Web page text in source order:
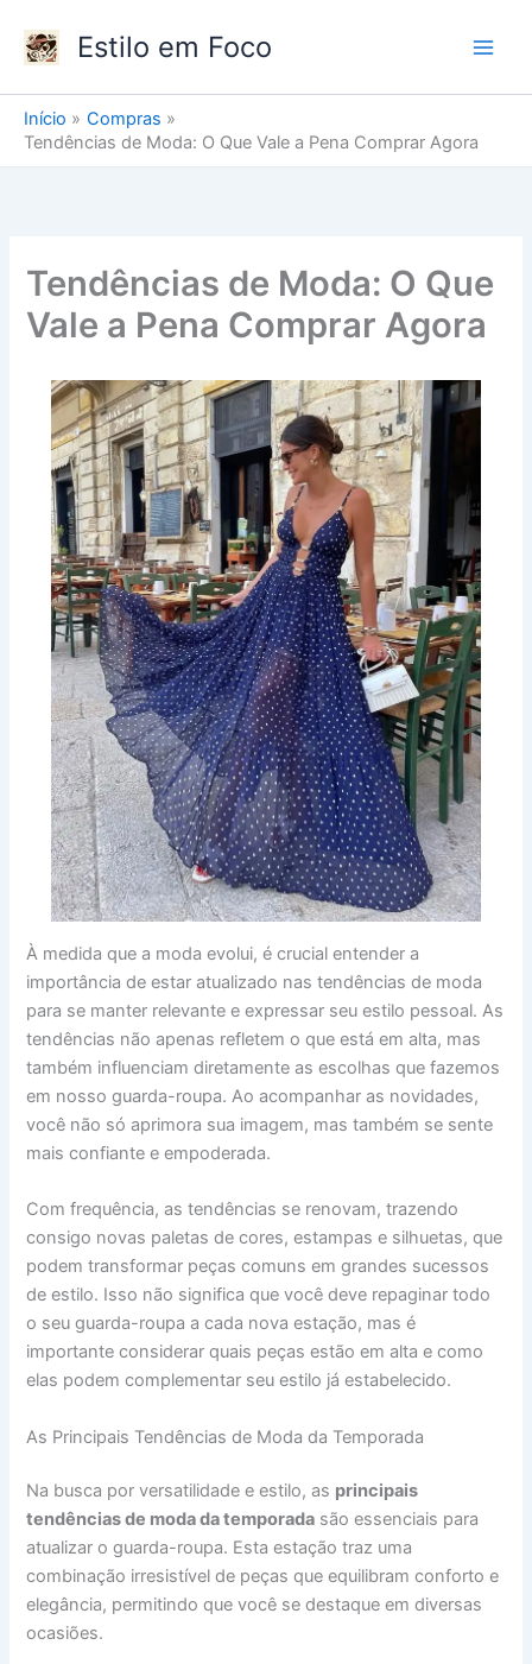
para
conteúdo
Estilo em Foco
Início
Compras
Tendências de Moda: O Que Vale a Pena Comprar Agora
Tendências de Moda: O Que
Vale a Pena Comprar Agora
À medida que a moda evolui, é crucial entender a
importância de estar atualizado nas tendências de moda
para se manter relevante e expressar seu estilo pessoal. As
tendências não apenas refletem o que está em alta, mas
também influenciam diretamente as escolhas que fazemos
em nosso guarda-roupa. Ao acompanhar as novidades,
você não só aprimora sua imagem, mas também se sente
mais confiante e empoderada.
Com frequência, as tendências se renovam, trazendo
consigo novas paletas de cores, estampas e silhuetas, que
podem transformar peças comuns em grandes sucessos
de estilo. Isso não significa que você deve repaginar todo
o seu guarda-roupa a cada nova estação, mas é
importante considerar quais peças estão em alta e como
elas podem complementar seu estilo já estabelecido.
As Principais Tendências de Moda da Temporada
Na busca por versatilidade e estilo, as principais
tendências de moda da temporada são essenciais para
atualizar o guarda-roupa. Esta estação traz uma
combinação irresistível de peças que equilibram conforto e
elegância, permitindo que você se destaque em diversas
ocasiões.